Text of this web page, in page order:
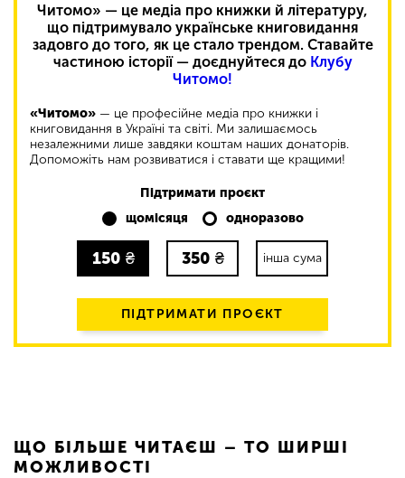
Читомо» — це медіа про книжки й літературу,
що підтримувало українське книговидання
задовго до того, як це стало трендом. Ставайте
частиною історії — доєднуйтеся до Клубу
Читомо!
«Читомо» — це професійне медіа про книжки і
книговидання в Україні та світі. Ми залишаємось
незалежними лише завдяки коштам наших донаторів.
Допоможіть нам розвиватися і ставати ще кращими!
Підтримати проєкт
щомісяця
одноразово
150 ₴ 350 ₴ інша сума
ПІДТРИМАТИ ПРОЄКТ
ЩО БІЛЬШЕ ЧИТАЄШ – ТО ШИРШІ
МОЖЛИВОСТІ